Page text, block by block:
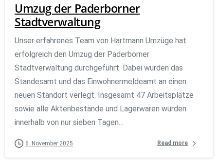
Umzug der Paderborner
Stadtverwaltung
Unser erfahrenes Team von Hartmann Umzüge hat
erfolgreich den Umzug der Paderborner
Stadtverwaltung durchgeführt. Dabei wurden das
Standesamt und das Einwohnermeldeamt an einen
neuen Standort verlegt. Insgesamt 47 Arbeitsplätze
sowie alle Aktenbestände und Lagerwaren wurden
innerhalb von nur sieben Tagen...
6. November 2025 Read more